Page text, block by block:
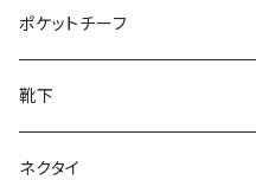
28cm～
ポケットチーフ
靴下
ネクタイ